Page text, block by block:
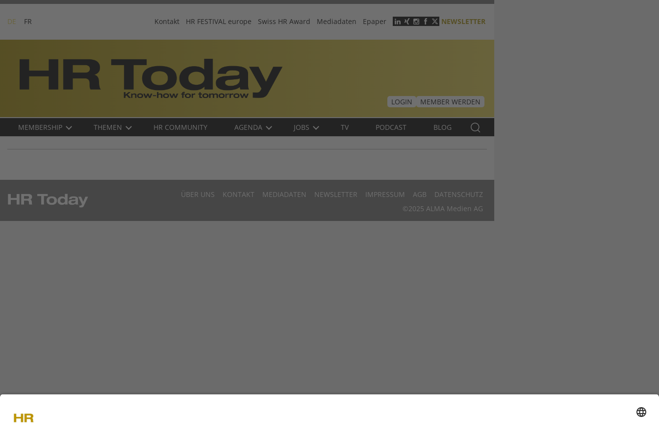
Skip
content
DE FR
Header
menu
Kontakt HR FESTIVAL europe Swiss HR Award Mediadaten Epaper NEWSLETTER
LOGIN
MEMBER WERDEN
Main
MEMBERSHIP THEMEN HR COMMUNITY AGENDA JOBS TV PODCAST BLOG
DE
ÜBER UNS KONTAKT MEDIADATEN NEWSLETTER IMPRESSUM AGB
DATENSCHUTZ
©2025 ALMA Medien AG